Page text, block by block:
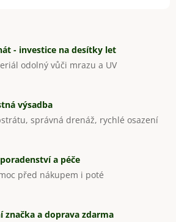
- investice na desítky let
odolný vůči mrazu a UV
výsadba
správná drenáž, rychlé osazení
a péče
před nákupem i poté
značka a doprava zdarma